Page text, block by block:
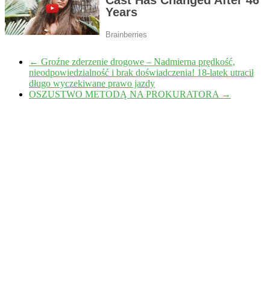
← Groźne zderzenie drogowe – Nadmierna prędkość,
nieodpowiedzialność i brak doświadczenia! 18-latek utracił
długo wyczekiwane prawo jazdy
OSZUSTWO METODĄ NA PROKURATORA →